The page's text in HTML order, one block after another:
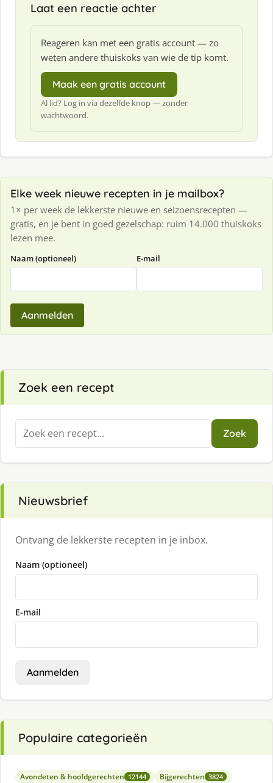
Laat een reactie achter
Reageren kan met een gratis account — zo
weten andere thuiskoks van wie de tip komt.
Maak een gratis account
Al lid? Log in via dezelfde knop — zonder
wachtwoord.
Elke week nieuwe recepten in je mailbox?
1× per week de lekkerste nieuwe en seizoensrecepten —
gratis, en je bent in goed gezelschap: ruim 14.000 thuiskoks
lezen mee.
Naam (optioneel) E-mail
Aanmelden
Zoek een recept
Zoeken
naar:
Zoek
Nieuwsbrief
Ontvang de lekkerste recepten in je inbox.
Naam (optioneel)
E-mail
Aanmelden
Populaire categorieën
Avondeten & hoofdgerechten 12144 Bijgerechten 3824